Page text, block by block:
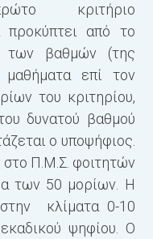
κριτήριο
προκύπτει από το
των βαθμών (της
επί τον
του κριτηρίου,
δυνατού βαθμού
ο υποψήφιος.
στο Π.Μ.Σ. φοιτητών
των 50 μορίων. Η
κλίματα 0-10
ψηφίου. Ο